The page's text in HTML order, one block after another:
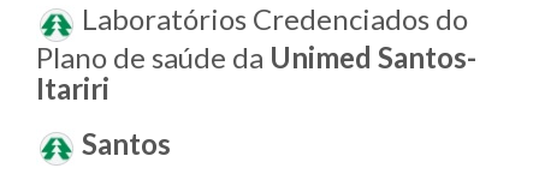
Laboratórios Credenciados do
Plano de saúde da Unimed Santos-
Itariri
Santos